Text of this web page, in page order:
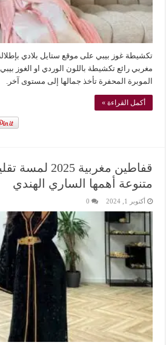
تكشيطة غوز بيبي على موقع ستايل بلادي
مغربي رائع تكشيطة باللون الوردي او الغوز
الموبرة المحفرة تأخذ جمالها إلى مستوى آخر.
أكمل القراءة »
قفاطين مغربية
متنوعة أهمها الساري الهندي
أكتوبر 1, 2024 0